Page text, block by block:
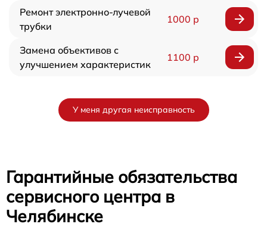
Ремонт электронно-лучевой
трубки
1000 р
Замена объективов с
улучшением характеристик
1100 р
У меня другая неисправность
Гарантийные обязательства
сервисного центра в
Челябинске